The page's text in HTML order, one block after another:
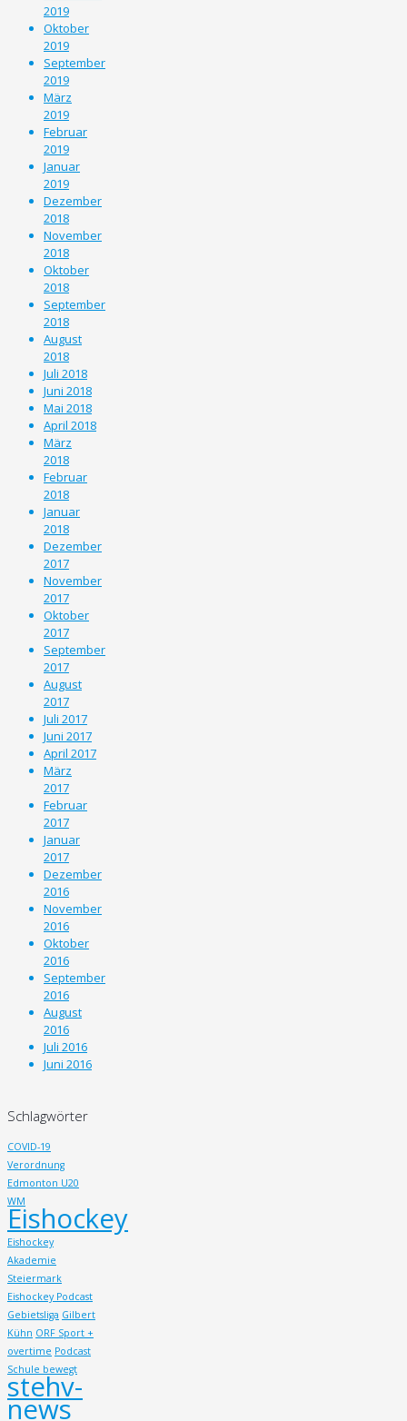
2019
Oktober
2019
September
2019
März
2019
Februar
2019
Januar
2019
Dezember
2018
November
2018
Oktober
2018
September
2018
August
2018
Juli 2018
Juni 2018
Mai 2018
April 2018
März
2018
Februar
2018
Januar
2018
Dezember
2017
November
2017
Oktober
2017
September
2017
August
2017
Juli 2017
Juni 2017
April 2017
März
2017
Februar
2017
Januar
2017
Dezember
2016
November
2016
Oktober
2016
September
2016
August
2016
Juli 2016
Juni 2016
Schlagwörter
COVID-19
Verordnung
Edmonton U20
WM
Eishockey
Eishockey
Akademie
Steiermark
Eishockey Podcast
Gebietsliga Gilbert
Kühn ORF Sport +
overtime Podcast
Schule bewegt
stehv-
news